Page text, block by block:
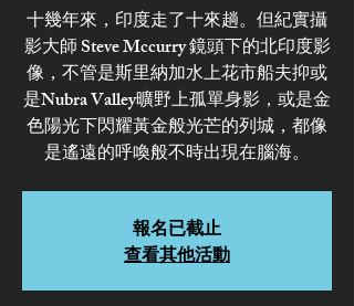
十幾年來，印度走了十來趟。但紀實攝
影大師 Steve Mccurry 鏡頭下的北印度影
像，不管是斯里納加水上花市船夫抑或
是Nubra Valley曠野上孤單身影，或是金
色陽光下閃耀黃金般光芒的列城，都像
是遙遠的呼喚般不時出現在腦海。
報名已截止
查看其他活動